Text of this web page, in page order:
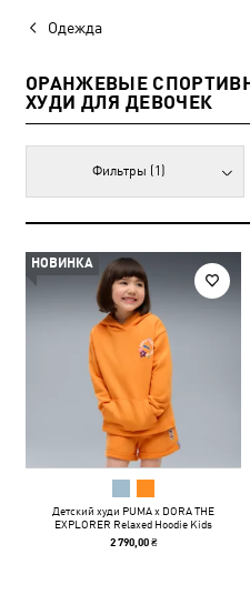
Одежда
ОРАНЖЕВЫЕ
ХУДИ ДЛЯ ДЕВОЧЕК
Фильтры (1)
НОВИНКА
Детский худи PUMA x DORA THE
EXPLORER Relaxed Hoodie Kids
2 790,00 ₴